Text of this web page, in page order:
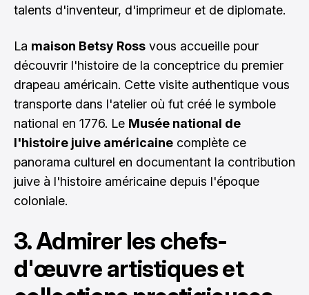
talents d'inventeur, d'imprimeur et de diplomate.
La maison Betsy Ross vous accueille pour
découvrir l'histoire de la conceptrice du premier
drapeau américain. Cette visite authentique vous
transporte dans l'atelier où fut créé le symbole
national en 1776. Le Musée national de
l'histoire juive américaine complète ce
panorama culturel en documentant la contribution
juive à l'histoire américaine depuis l'époque
coloniale.
3. Admirer les chefs-
d'œuvre artistiques et